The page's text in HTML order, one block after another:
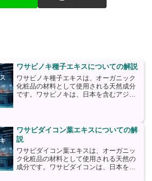
ワサビノキ種子エキスについての解説
ワサビノキ種子エキスは、オーガニック
化粧品の材料として使用される天然成分
です。ワサビノキは、日本を含むアジア
ビノキ種子エキスには抗酸...
ワサビダイコン葉エキスについての解
説
ワサビダイコン葉エキスは、オーガニッ
ク化粧品の材料として使用される天然の
成分です。ワサビダイコンは、日本を中